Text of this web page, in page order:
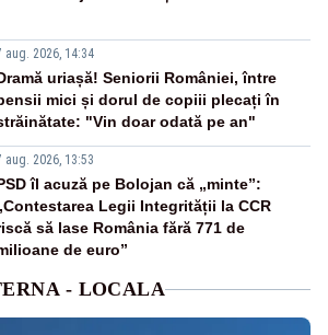
aug. 2026, 14:34
uriașă! Seniorii României, între
mici și dorul de copiii plecați în
"Vin doar odată pe an"
aug. 2026, 13:53
îl acuză pe Bolojan că „minte”:
Legii Integrității la CCR
să lase România fără 771 de
de euro”
- LOCALA